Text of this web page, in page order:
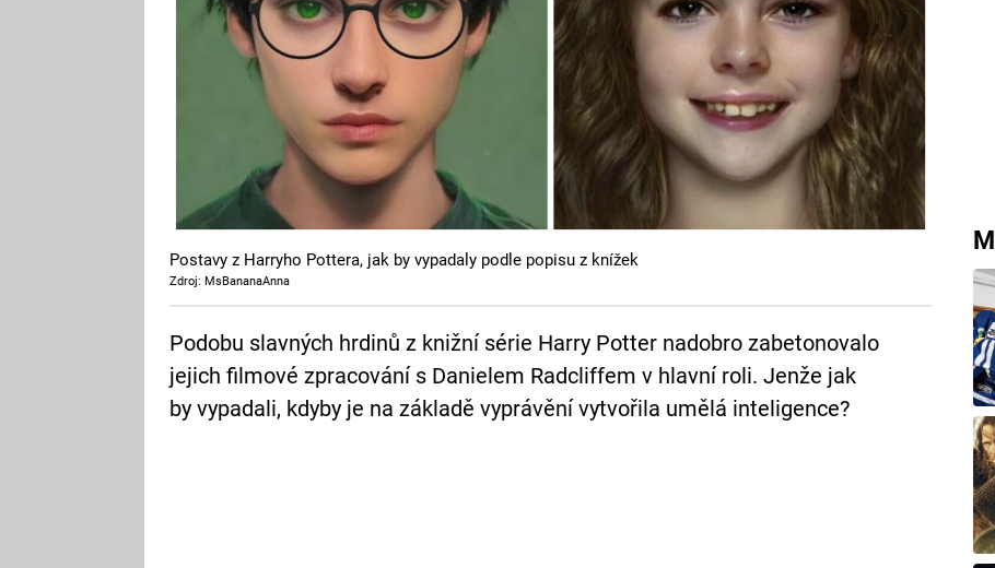
Postavy z Harryho Pottera, jak by vypadaly podle popisu z knížek
Zdroj: MsBananaAnna
Podobu slavných hrdinů z knižní série Harry Potter nadobro zabetonovalo
jejich filmové zpracování s Danielem Radcliffem v hlavní roli. Jenže jak
by vypadali, kdyby je na základě vyprávění vytvořila umělá inteligence?